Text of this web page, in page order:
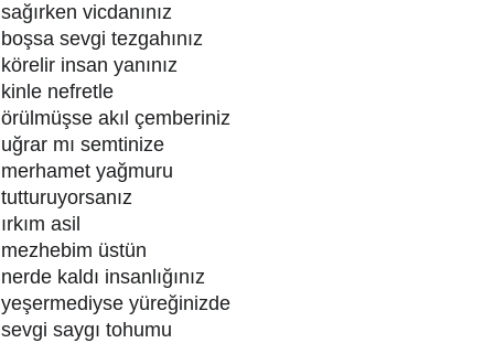
sağırken vicdanınız
boşsa sevgi tezgahınız
körelir insan yanınız
kinle nefretle
örülmüşse akıl çemberiniz
uğrar mı semtinize
merhamet yağmuru
tutturuyorsanız
ırkım asil
mezhebim üstün
nerde kaldı insanlığınız
yeşermediyse yüreğinizde
sevgi saygı tohumu